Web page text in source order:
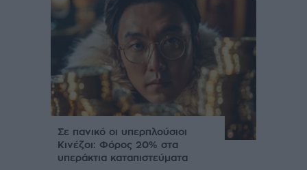
Σε πανικό οι υπερπλούσιοι
Κινέζοι: Φόρος 20% στα
υπεράκτια καταπιστεύματα